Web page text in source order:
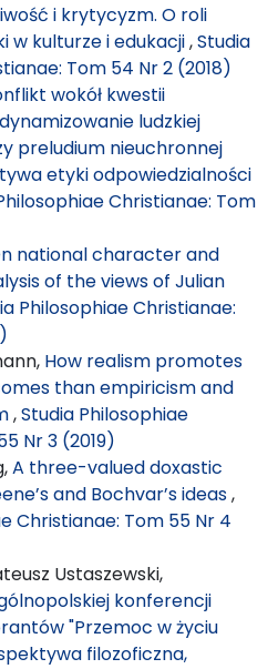
i krytycyzm. O roli
w kulturze i edukacji,Studia
Tom 54 Nr 2 (2018)
wokół kwestii
ludzkiej
preludium nieuchronnej
etyki odpowiedzialności
Christianae: Tom
national character and
of the views of Julian
Philosophiae Christianae:
How realism promotes
than empiricism and
,Studia Philosophiae
Nr 3 (2019)
A three-valued doxastic
and Bochvar’s ideas,
Christianae: Tom 55 Nr 4
Ustaszewski,
konferencji
"Przemoc w życiu
filozoficzna,